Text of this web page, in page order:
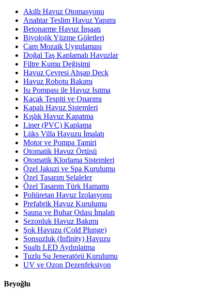
Akıllı Havuz Otomasyonu
Anahtar Teslim Havuz Yapımı
Betonarme Havuz İnşaatı
Biyolojik Yüzme Göletleri
Cam Mozaik Uygulaması
Doğal Taş Kaplamalı Havuzlar
Filtre Kumu Değişimi
Havuz Çevresi Ahşap Deck
Havuz Robotu Bakımı
Isı Pompası ile Havuz Isıtma
Kaçak Tespiti ve Onarımı
Kapalı Havuz Sistemleri
Kışlık Havuz Kapatma
Liner (PVC) Kaplama
Lüks Villa Havuzu İmalatı
Motor ve Pompa Tamiri
Otomatik Havuz Örtüsü
Otomatik Klorlama Sistemleri
Özel Jakuzi ve Spa Kurulumu
Özel Tasarım Şelaleler
Özel Tasarım Türk Hamamı
Poliüretan Havuz İzolasyonu
Prefabrik Havuz Kurulumu
Sauna ve Buhar Odası İmalatı
Sezonluk Havuz Bakımı
Şok Havuzu (Cold Plunge)
Sonsuzluk (Infinity) Havuzu
Sualtı LED Aydınlatma
Tuzlu Su Jeneratörü Kurulumu
UV ve Ozon Dezenfeksiyon
Beyoğlu